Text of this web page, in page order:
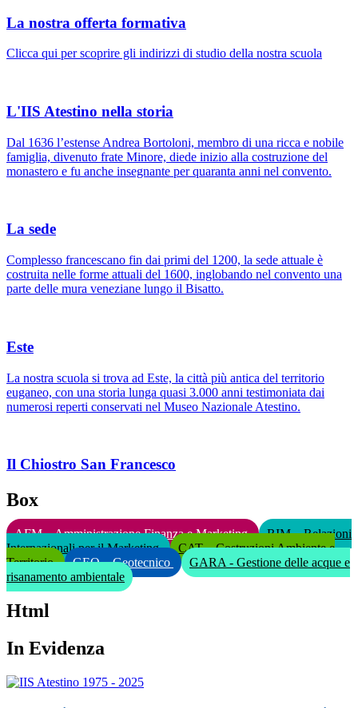
La nostra offerta formativa
Clicca qui per scoprire gli indirizzi di studio della nostra scuola
L'IIS Atestino nella storia
Dal 1636 l’estense Andrea Bortoloni, membro di una ricca e nobile
famiglia, divenuto frate Minore, diede inizio alla costruzione del
monastero e fu anche insegnante per quaranta anni nel convento.
La sede
Complesso francescano fin dai primi del 1200, la sede attuale è
costruita nelle forme attuali del 1600, inglobando nel convento una
parte delle mura veneziane lungo il Bisatto.
Este
La nostra scuola si trova ad Este, la città più antica del territorio
euganeo, con una storia lunga quasi 3.000 anni testimoniata dai
numerosi reperti conservati nel Museo Nazionale Atestino.
Il Chiostro San Francesco
Box
AFM – Amministrazione Finanza e Marketing
RIM – Relazioni
Internazionali per il Marketing
CAT – Costruzioni Ambiente e
Territorio
GEO – Geotecnico
GARA - Gestione delle acque e
risanamento ambientale
Html
In Evidenza